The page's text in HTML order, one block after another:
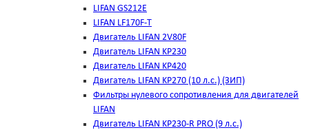
LIFAN GS212E
LIFAN LF170F-T
Двигатель LIFAN 2V80F
Двигатель LIFAN KP230
Двигатель LIFAN KP420
Двигатель LIFAN KP270 (10 л.с.) (ЗИП)
Фильтры нулевого сопротивления для двигателей
LIFAN
Двигатель LIFAN KP230-R PRO (9 л.с.)